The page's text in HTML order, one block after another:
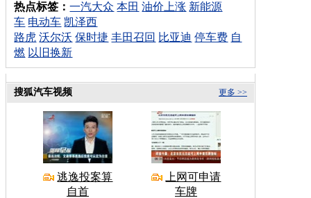
热点标签：一汽大众 本田 油价上涨 新能源
车 电动车 凯泽西
路虎 沃尔沃 保时捷 丰田召回 比亚迪 停车费 自
燃 以旧换新
更多 >>
搜狐汽车视频
逃逸投案算
自首
上网可申请
车牌